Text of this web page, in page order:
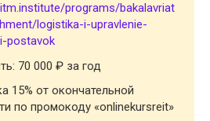
programs/bakalavriat
logistika-i-upravlenie-
postavok
70 000 ₽ за год
15% от окончательной
по промокоду «onlinekursreit»